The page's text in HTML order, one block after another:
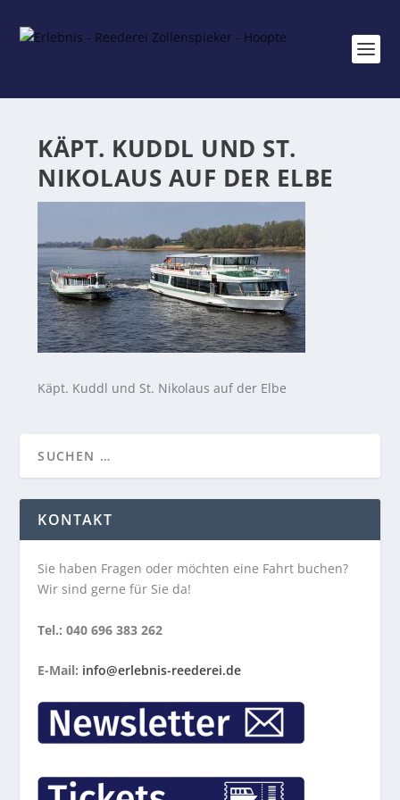
KÄPT. KUDDL UND ST.
NIKOLAUS AUF DER ELBE
Käpt. Kuddl und St. Nikolaus auf der Elbe
KONTAKT
Sie haben Fragen oder möchten eine Fahrt buchen?
Wir sind gerne für Sie da!
Tel.: 040 696 383 262
E-Mail: info@erlebnis-reederei.de